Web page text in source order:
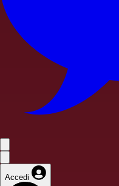
Accedi